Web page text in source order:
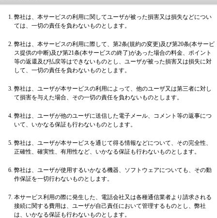
弊社は、本サービスの利用に関してユーザが被った損害又は損失などについ
ては、一切の責任を負わないものとします。
弊社は、本サービスの利用に際して、第2条(規約の変更)及び第20条(本サービ
ス提供の中断)及び第21条(本サービスの終了)があった場合の料金、ポイント
等の返還及び払戻等はできないものとし、ユーザが被った損害又は損失に対
して、一切の責任を負わないものとします。
弊社は、ユーザが本サービスの利用によって、他のユーザ又は第三者に対し
て損害を与えた場合、その一切の責任を負わないものとします。
弊社は、ユーザが他のユーザに送信した電子メール、コメント等の返事につ
いて、いかなる保証も行わないものとします。
弊社は、ユーザが本サービスを通じて得る情報などについて、その完全性、
正確性、確実性、有用性など、いかなる保証も行わないものとします。
弊社は、ユーザが使用するいかなる機器、ソフトウェアについても、その動
作保証を一切行わないものとします。
本サービス利用の際に発生した、電話会社又は各種通信業者より請求される
接続に関する費用は、ユーザが自己責任において管理するものとし、弊社
は、いかなる保証も行わないものとします。